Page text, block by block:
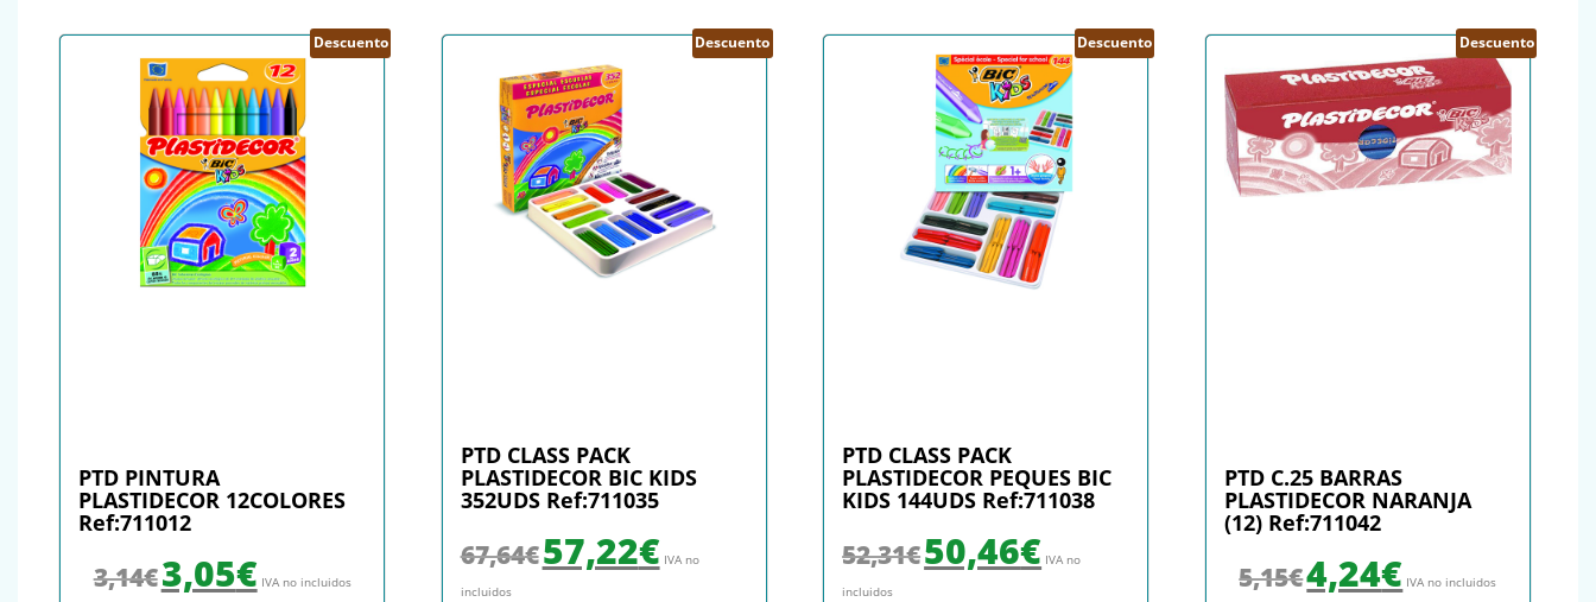
Descuento
PTD PINTURA
PLASTIDECOR 12COLORES
Ref:711012
3,14€3,05€ IVA no incluidos
Descuento
PTD CLASS PACK
PLASTIDECOR BIC KIDS
352UDS Ref:711035
67,64€57,22€ IVA no
incluidos
Descuento
PTD CLASS PACK
PLASTIDECOR PEQUES BIC
KIDS 144UDS Ref:711038
52,31€50,46€ IVA no
incluidos
Descuento
PTD C.25 BARRAS
PLASTIDECOR NARANJA
(12) Ref:711042
5,15€4,24€ IVA no incluidos